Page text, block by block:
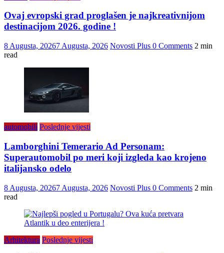
Ovaj evropski grad proglašen je najkreativnijom
destinacijom 2026. godine !
8 Augusta, 20267 Augusta, 2026 Novosti Plus 0 Comments 2 min
read
automobili Poslednje vijesti
Lamborghini Temerario Ad Personam:
Superautomobil po meri koji izgleda kao krojeno
italijansko odelo
8 Augusta, 20267 Augusta, 2026 Novosti Plus 0 Comments 2 min
read
Arhitektura Poslednje vijesti